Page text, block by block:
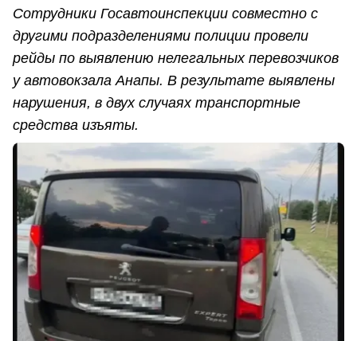
Сотрудники Госавтоинспекции совместно с
другими подразделениями полиции провели
рейды по выявлению нелегальных перевозчиков
у автовокзала Анапы. В результате выявлены
нарушения, в двух случаях транспортные
средства изъяты.